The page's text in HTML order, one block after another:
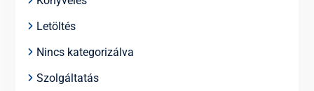
Letöltés
Nincs kategorizálva
Szolgáltatás